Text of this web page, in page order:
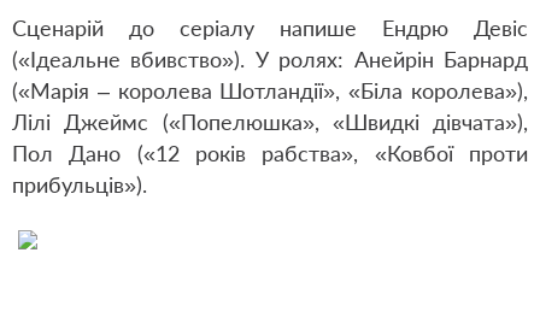
Сценарій до серіалу напише Ендрю Девіс
(«Ідеальне вбивство»). У ролях: Анейрін Барнард
(«Марія – королева Шотландії», «Біла королева»),
Лілі Джеймс («Попелюшка», «Швидкі дівчата»),
Пол Дано («12 років рабства», «Ковбої проти
прибульців»).